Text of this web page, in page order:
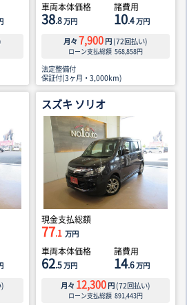
車両本体価格
38.8万円
諸費用
10.4万円
月々 7,900 円 (72回払い)
ローン支払総額 568,858円
法定整備付
保証付(3ヶ月・3,000km)
スズキ ソリオ
現金支払総額
77.1 万円
車両本体価格
62.5万円
諸費用
14.6万円
月々 12,300 円 (72回払い)
ローン支払総額 891,443円